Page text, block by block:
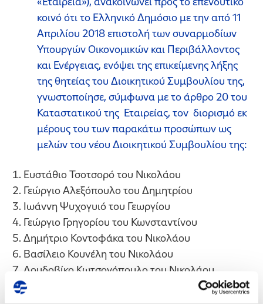
κοινό ότι το Ελληνικό Δημόσιο με την από 11
Απριλίου 2018 επιστολή των συναρμοδίων
Υπουργών Οικονομικών και Περιβάλλοντος
και Ενέργειας, ενόψει της επικείμενης λήξης
της θητείας του Διοικητικού Συμβουλίου της,
γνωστοποίησε, σύμφωνα με το άρθρο 20 του
Καταστατικού της Εταιρείας, τον διορισμό εκ
μέρους του των παρακάτω προσώπων ως
μελών του νέου Διοικητικού Συμβουλίου της:
Ευστάθιο Τσοτσορό του Νικολάου
Γεώργιο Αλεξόπουλο του Δημητρίου
Ιωάννη Ψυχογυιό του Γεωργίου
Γεώργιο Γρηγορίου του Κωνσταντίνου
Δημήτριο Κοντοφάκα του Νικολάου
Βασίλειο Κουνέλη του Νικολάου
Λουδοβίκο Κωτσονόπουλο του Νικολάου
με την ίδια επιστολή εκφράζεται η επιθυμία ο κ.